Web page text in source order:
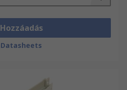
Hozzáadás
Datasheets